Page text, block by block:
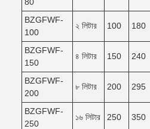
BZGFWF-
100
২ লিটার 100 180
BZGFWF-
150
৪ লিটার 150 240
BZGFWF-
200
৮ লিটার 200 295
BZGFWF-
250
১৬ লিটার 250 350